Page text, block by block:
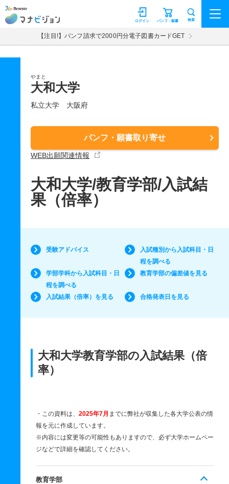
マナビジョン パンフ・願書
ログイン 検索
【注目!】パンフ請求で2000円分電子図書カードGET
やまと
大和大学
私立大学 大阪府
パンフ・願書取り寄せ
WEB出願関連情報
大和大学/教育学部/入試結
果（倍率）
受験アドバイス
入試種別から入試科目・日
程を調べる
学部学科から入試科目・日
程を調べる
教育学部の偏差値を見る
入試結果（倍率）を見る 合格発表日を見る
大和大学教育学部の入試結果（倍
率）
・この資料は、 2025年7月 までに弊社が収集した各大学公表の情
報を元に作成しています。
※内容には変更等の可能性もありますので、必ず大学ホームペー
ジなどで詳細を確認してください。
教育学部